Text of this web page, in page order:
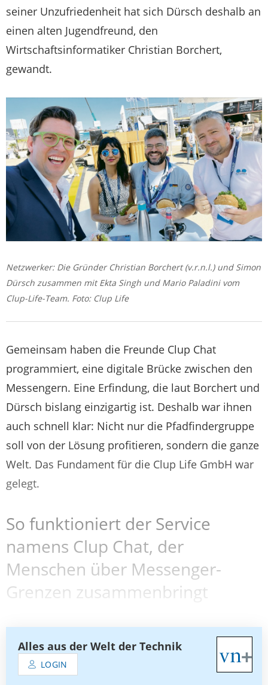
seiner Unzufriedenheit hat sich Dürsch deshalb an
einen alten Jugendfreund, den
Wirtschaftsinformatiker Christian Borchert,
gewandt.
Netzwerker: Die Gründer Christian Borchert (v.r.n.l.) und Simon
Dürsch zusammen mit Ekta Singh und Mario Paladini vom
Clup-Life-Team. Foto: Clup Life
Gemeinsam haben die Freunde Clup Chat
programmiert, eine digitale Brücke zwischen den
Messengern. Eine Erfindung, die laut Borchert und
Dürsch bislang einzigartig ist. Deshalb war ihnen
auch schnell klar: Nicht nur die Pfadfindergruppe
soll von der Lösung profitieren, sondern die ganze
Welt. Das Fundament für die Clup Life GmbH war
gelegt.
So funktioniert der Service
namens Clup Chat, der
Menschen über Messenger-
Grenzen zusammenbringt
Alles aus der Welt der Technik
LOGIN